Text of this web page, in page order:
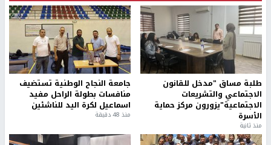
طلبة مساق "مدخل للقانون
الاجتماعي والتشريعات
الاجتماعية"يزورون مركز حماية
الأسرة
منذ ثانية
جامعة النجاح الوطنية تستضيف
منافسات بطولة الراحل مفيد
اسماعيل لكرة اليد للناشئين
منذ 48 دقيقة